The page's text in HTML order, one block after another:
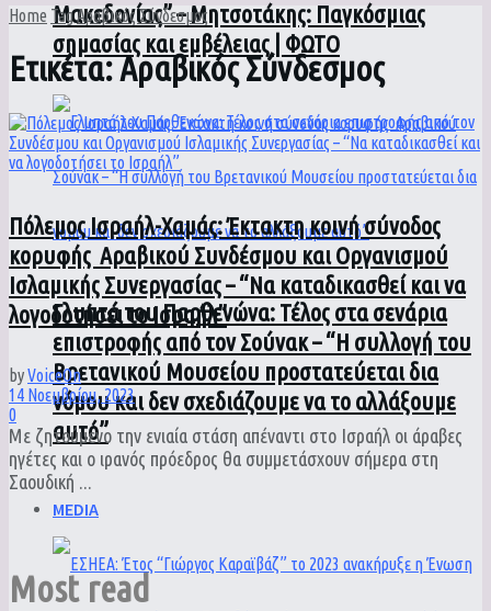
Μακεδονίας” – Μητσοτάκης: Παγκόσμιας
σημασίας και εμβέλειας | ΦΩΤΟ
Γλυπτά του Παρθενώνα: Τέλος στα σενάρια
επιστροφής από τον Σούνακ – “Η συλλογή του
Βρετανικού Μουσείου προστατεύεται δια
νόμου και δεν σχεδιάζουμε να το αλλάξουμε
αυτό”
MEDIA
Home TagΑραβικός Σύνδεσμος
Ετικέτα:Αραβικός Σύνδεσμος
Πόλεμος Ισραήλ-Χαμάς: Έκτακτη κοινή σύνοδος
κορυφής Αραβικού Συνδέσμου και Οργανισμού
Ισλαμικής Συνεργασίας – “Να καταδικασθεί και να
λογοδοτήσει το Ισραήλ”
byVoiceOn
14 Νοεμβρίου, 2023
0
Με ζητούμενο την ενιαία στάση απέναντι στο Ισραήλ οι άραβες
ηγέτες και ο ιρανός πρόεδρος θα συμμετάσχουν σήμερα στη
Σαουδική ...
Most read